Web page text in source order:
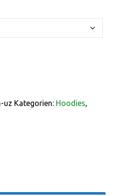
uz Kategorien: Hoodies,